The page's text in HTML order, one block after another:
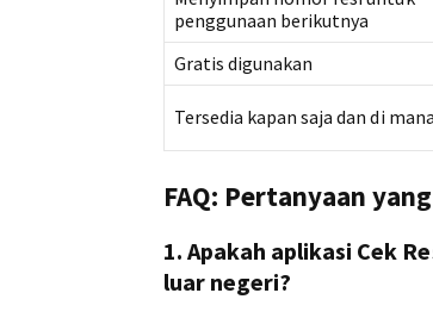
penggunaan berikutnya
Gratis digunakan
Tersedia kapan saja dan di
FAQ: Pertanyaan
1. Apakah aplikasi Cek
luar negeri?